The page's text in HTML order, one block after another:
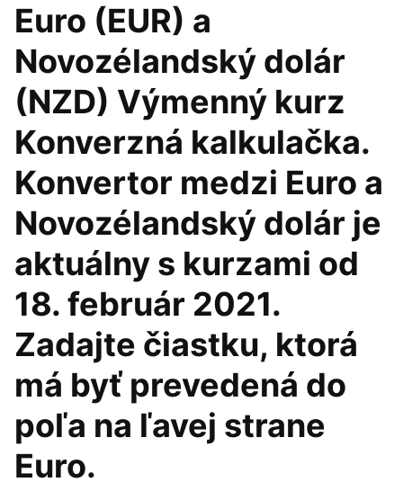
Euro (EUR) a
Novozélandský dolár
(NZD) Výmenný kurz
Konverzná kalkulačka.
Konvertor medzi Euro a
Novozélandský dolár je
aktuálny s kurzami od
18. február 2021.
Zadajte čiastku, ktorá
má byť prevedená do
poľa na ľavej strane
Euro.